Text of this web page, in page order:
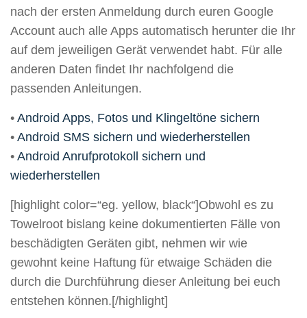
nach der ersten Anmeldung durch euren Google
Account auch alle Apps automatisch herunter die Ihr
auf dem jeweiligen Gerät verwendet habt. Für alle
anderen Daten findet Ihr nachfolgend die
passenden Anleitungen.
• Android Apps, Fotos und Klingeltöne sichern
• Android SMS sichern und wiederherstellen
• Android Anrufprotokoll sichern und
wiederherstellen
[highlight color=“eg. yellow, black“]Obwohl es zu
Towelroot bislang keine dokumentierten Fälle von
beschädigten Geräten gibt, nehmen wir wie
gewohnt keine Haftung für etwaige Schäden die
durch die Durchführung dieser Anleitung bei euch
entstehen können.[/highlight]